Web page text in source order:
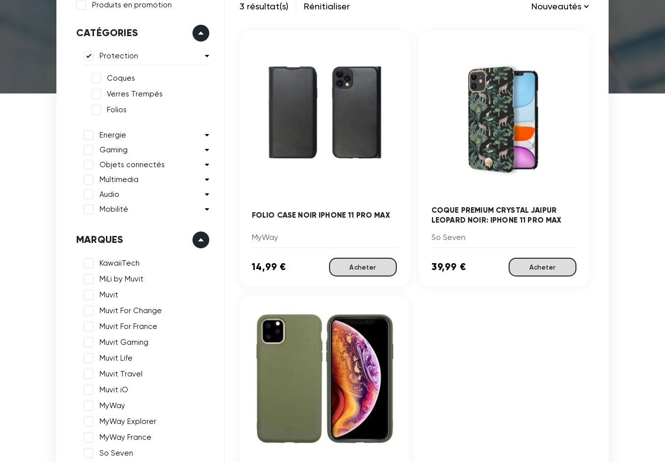
Produits en promotion
CATÉGORIES
Protection
Coques
Verres Trempés
Folios
Energie
Gaming
Objets connectés
Multimedia
Audio
Mobilité
MARQUES
KawaiiTech
MiLi by Muvit
Muvit
Muvit For Change
Muvit For France
Muvit Gaming
Muvit Life
Muvit Travel
Muvit iO
MyWay
MyWay Explorer
MyWay France
So Seven
3 résultat(s) Rénitialiser
FOLIO CASE NOIR IPHONE 11 PRO MAX
MyWay
14,99 € Acheter
COQUE PREMIUM CRYSTAL JAIPUR
LEOPARD NOIR: IPHONE 11 PRO MAX
So Seven
39,99 € Acheter